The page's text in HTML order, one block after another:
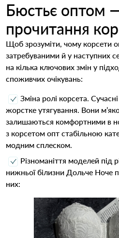
Бюстьє оптом
прочитання
Щоб зрозуміти, чому корсети
затребуваними й у наступних
на кілька ключових змін у
споживчих очікувань:
Зміна ролі корсета.
жорстке утягування. Вони
залишаються комфортними в
з корсетом опт стабільною
модним сплеском.
Різноманіття моделей під
нижньої білизни Дольче Ноче
них: